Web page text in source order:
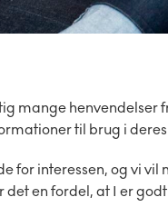
mange henvendelser
til brug i
for interessen, og vi
det en fordel, at I er